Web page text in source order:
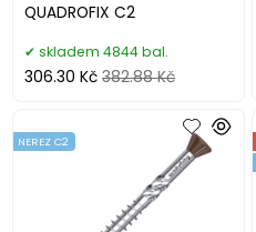
QUADROFIX C2
skladem 4844 bal.
306.30 Kč 382.88 Kč
NEREZ C2